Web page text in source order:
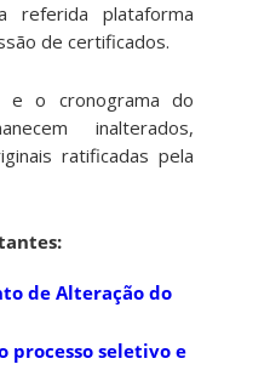
referida plataforma
de certificados.
e o cronograma do
inalterados,
ratificadas pela
de Alteração do
processo seletivo e